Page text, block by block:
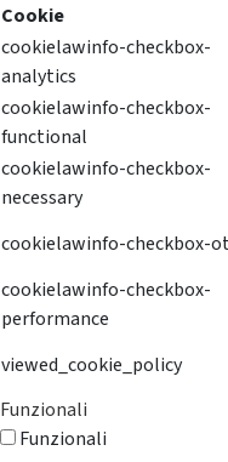
Cookie
cookielawinfo-checkbox-
analytics
cookielawinfo-checkbox-
functional
cookielawinfo-checkbox-
necessary
cookielawinfo-checkbox-
cookielawinfo-checkbox-
performance
viewed_cookie_policy
Funzionali
Funzionali